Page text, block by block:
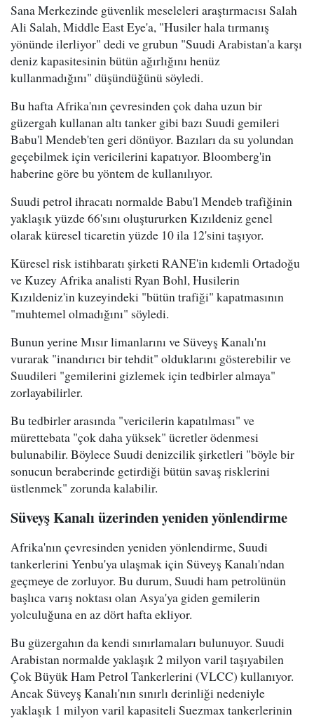
Sana Merkezinde güvenlik meseleleri araştırmacısı Salah
Ali Salah, Middle East Eye'a, "Husiler hala tırmanış
yönünde ilerliyor" dedi ve grubun "Suudi Arabistan'a karşı
deniz kapasitesinin bütün ağırlığını henüz
kullanmadığını" düşündüğünü söyledi.
Bu hafta Afrika'nın çevresinden çok daha uzun bir
güzergah kullanan altı tanker gibi bazı Suudi gemileri
Babu'l Mendeb'ten geri dönüyor. Bazıları da su yolundan
geçebilmek için vericilerini kapatıyor. Bloomberg'in
haberine göre bu yöntem de kullanılıyor.
Suudi petrol ihracatı normalde Babu'l Mendeb trafiğinin
yaklaşık yüzde 66'sını oluştururken Kızıldeniz genel
olarak küresel ticaretin yüzde 10 ila 12'sini taşıyor.
Küresel risk istihbaratı şirketi RANE'in kıdemli Ortadoğu
ve Kuzey Afrika analisti Ryan Bohl, Husilerin
Kızıldeniz'in kuzeyindeki "bütün trafiği" kapatmasının
"muhtemel olmadığını" söyledi.
Bunun yerine Mısır limanlarını ve Süveyş Kanalı'nı
vurarak "inandırıcı bir tehdit" olduklarını gösterebilir ve
Suudileri "gemilerini gizlemek için tedbirler almaya"
zorlayabilirler.
Bu tedbirler arasında "vericilerin kapatılması" ve
mürettebata "çok daha yüksek" ücretler ödenmesi
bulunabilir. Böylece Suudi denizcilik şirketleri "böyle bir
sonucun beraberinde getirdiği bütün savaş risklerini
üstlenmek" zorunda kalabilir.
Süveyş Kanalı üzerinden yeniden yönlendirme
Afrika'nın çevresinden yeniden yönlendirme, Suudi
tankerlerini Yenbu'ya ulaşmak için Süveyş Kanalı'ndan
geçmeye de zorluyor. Bu durum, Suudi ham petrolünün
başlıca varış noktası olan Asya'ya giden gemilerin
yolculuğuna en az dört hafta ekliyor.
Bu güzergahın da kendi sınırlamaları bulunuyor. Suudi
Arabistan normalde yaklaşık 2 milyon varil taşıyabilen
Çok Büyük Ham Petrol Tankerlerini (VLCC) kullanıyor.
Ancak Süveyş Kanalı'nın sınırlı derinliği nedeniyle
yaklaşık 1 milyon varil kapasiteli Suezmax tankerlerinin